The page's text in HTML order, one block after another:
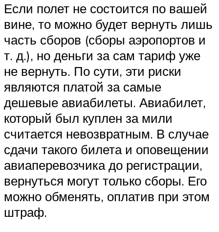
Если полет не состоится по вашей
вине, то можно будет вернуть лишь
часть сборов (сборы аэропортов и
т. д.), но деньги за сам тариф уже
не вернуть. По сути, эти риски
являются платой за самые
дешевые авиабилеты. Авиабилет,
который был куплен за мили
считается невозвратным. В случае
сдачи такого билета и оповещении
авиаперевозчика до регистрации,
вернуться могут только сборы. Его
можно обменять, оплатив при этом
штраф.